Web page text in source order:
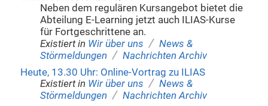
Neben dem regulären Kursangebot bietet die
Abteilung E-Learning jetzt auch ILIAS-Kurse
für Fortgeschrittene an.
Existiert in Wir über uns / News &
Störmeldungen / Nachrichten Archiv
Heute, 13.30 Uhr: Online-Vortrag zu ILIAS
Existiert in Wir über uns / News &
Störmeldungen / Nachrichten Archiv